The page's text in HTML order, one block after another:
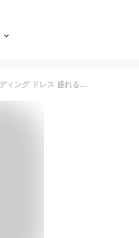
5倍盛り ヌードブラ Remis ブライダル 水着用 ウエディング ドレス 盛れる 5倍 布 大きい ブライダルインナー インナー 5cm 強 粘着 小胸 シームレス パテッド 正規 セクシー セット 粘着 力 強い